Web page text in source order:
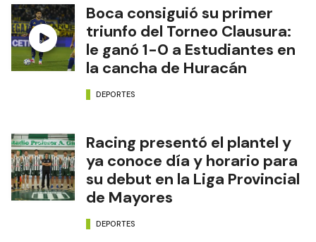
Boca consiguió su primer
triunfo del Torneo Clausura:
le ganó 1-0 a Estudiantes en
la cancha de Huracán
DEPORTES
Racing presentó el plantel y
ya conoce día y horario para
su debut en la Liga Provincial
de Mayores
DEPORTES